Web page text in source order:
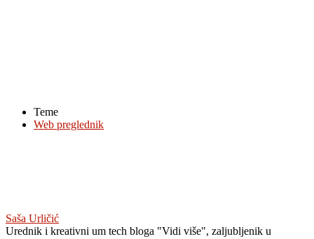
Teme
Web preglednik
Saša Urličić
Urednik i kreativni um tech bloga "Vidi više", zaljubljenik u